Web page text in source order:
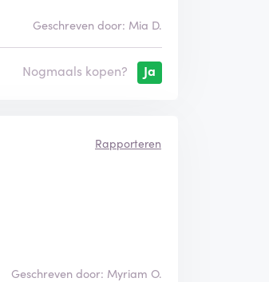
Geschreven door: Mia D.
Nogmaals kopen? Ja
Rapporteren
Geschreven door: Myriam O.